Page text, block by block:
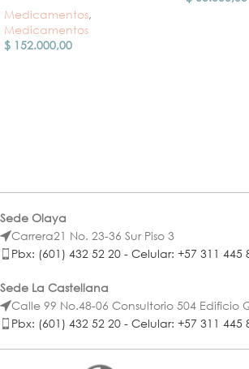
Medicamentos,
Medicamentos
$ 152.000,00
Sede Olaya
Carrera21 No. 23-36 Sur Piso 3
Pbx: (601) 432 52 20 - Celular: +57 311 445
Sede La Castellana
Calle 99 No.48-06 Consultorio 504 Edificio
Pbx: (601) 432 52 20 - Celular: +57 311 445